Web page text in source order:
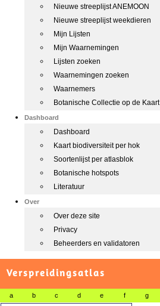
Nieuwe streeplijst ANEMOON
Nieuwe streeplijst weekdieren
Mijn Lijsten
Mijn Waarnemingen
Lijsten zoeken
Waarnemingen zoeken
Waarnemers
Botanische Collectie op de Kaart
Dashboard
Dashboard
Kaart biodiversiteit per hok
Soortenlijst per atlasblok
Botanische hotspots
Literatuur
Over
Over deze site
Privacy
Beheerders en validatoren
Verspreidingsatlas
a b c d e f g